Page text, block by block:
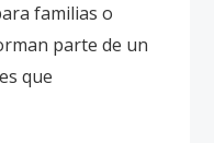
familias o
parte de un
que